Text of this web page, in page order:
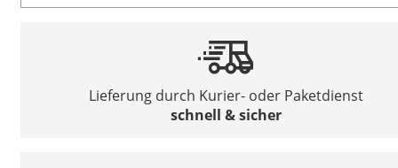
Lieferung durch Kurier- oder Paketdienst
schnell & sicher